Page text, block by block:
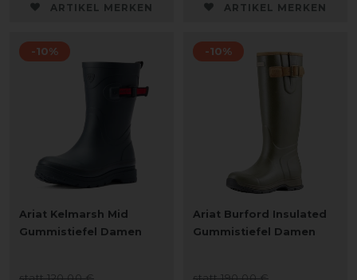
ARTIKEL MERKEN ARTIKEL MERKEN
-10%
Ariat Kelmarsh Mid
Gummistiefel Damen
-10%
Ariat Burford Insulated
Gummistiefel Damen